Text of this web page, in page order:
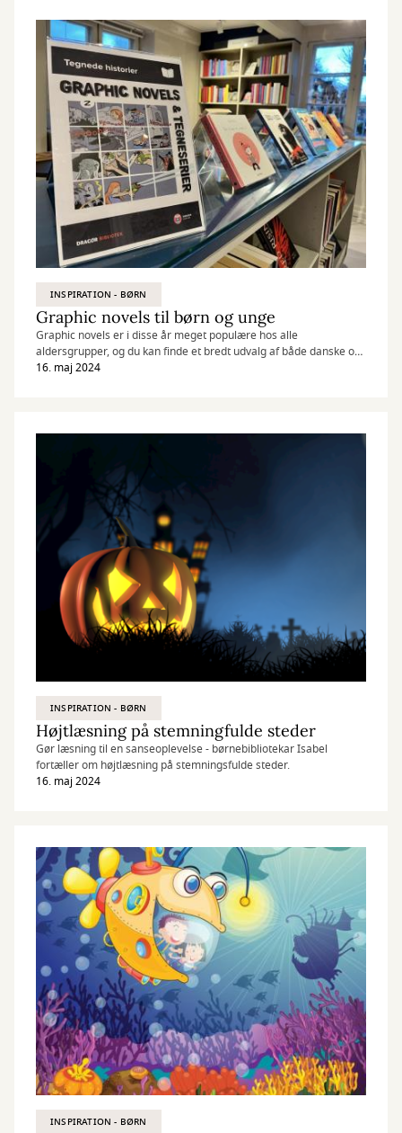
INSPIRATION - BØRN
Graphic novels til børn og unge
Graphic novels er i disse år meget populære hos alle
aldersgrupper, og du kan finde et bredt udvalg af både danske og
engelske graphic novels på biblioteket.
16. maj 2024
INSPIRATION - BØRN
Højtlæsning på stemningfulde steder
Gør læsning til en sanseoplevelse - børnebibliotekar Isabel
fortæller om højtlæsning på stemningsfulde steder.
16. maj 2024
INSPIRATION - BØRN